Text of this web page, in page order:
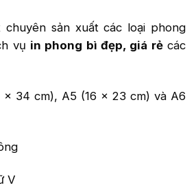
chuyên sản xuất các loại phong
vụ in phong bì đẹp, giá rẻcác
34 cm), A5 (16 x 23 cm) và A6
V